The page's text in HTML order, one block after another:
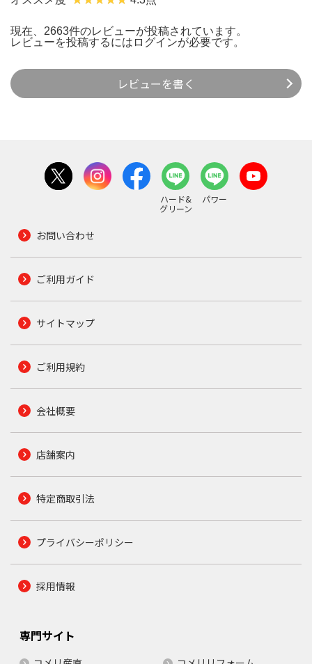
現在、2663件のレビューが投稿されています。
レビューを投稿するには ログインが必要です。
レビューを書く
ハード&
グリーン
パワー
お問い合わせ
ご利用ガイド
サイトマップ
ご利用規約
会社概要
店舗案内
特定商取引法
プライバシーポリシー
採用情報
専門サイト